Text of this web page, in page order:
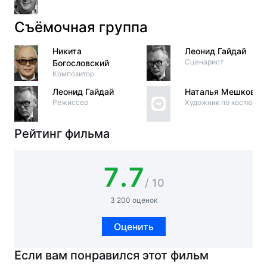
Съёмочная группа
Никита
Богословский
Композитор
Леонид Гайдай
Режиссер
Леонид Гайдай
Сценарист
Наталья Мешкова
Художник по костюмам
Рейтинг фильма
7.7/ 10
3 200 оценок
Оценить
Если вам понравился этот фильм